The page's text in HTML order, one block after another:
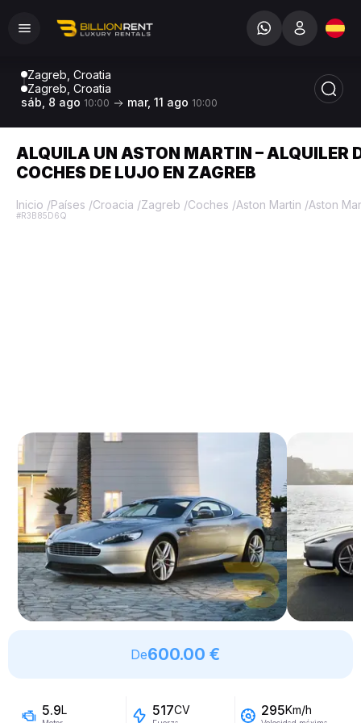
Zagreb, Croatia
Zagreb, Croatia
sáb, 8 ago 10:00 mar, 11 ago 10:00
ALQUILA UN ASTON MARTIN – ALQUILER
COCHES DE LUJO EN ZAGREB
Inicio /Países /Croacia /Zagreb /Coches /Aston Martin /Aston
#R3B85D6Q
De600.00 €
5.9L 517CV 295Km/h